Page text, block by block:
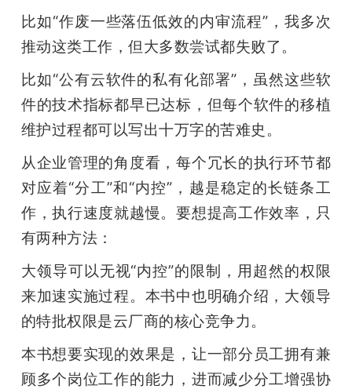
比如“作废一些落伍低效的内审流程”，我多次
推动这类工作，但大多数尝试都失败了。
比如“公有云软件的私有化部署”，虽然这些软
件的技术指标都早已达标，但每个软件的移植
维护过程都可以写出十万字的苦难史。
从企业管理的角度看，每个冗长的执行环节都
对应着“分工”和“内控”，越是稳定的长链条工
作，执行速度就越慢。要想提高工作效率，只
有两种方法：
大领导可以无视“内控”的限制，用超然的权限
来加速实施过程。本书中也明确介绍，大领导
的特批权限是云厂商的核心竞争力。
本书想要实现的效果是，让一部分员工拥有兼
顾多个岗位工作的能力，进而减少分工增强协